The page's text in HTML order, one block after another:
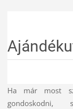
Ha már most